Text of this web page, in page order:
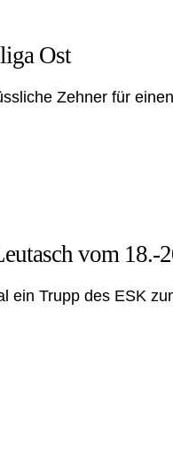
Ost
Zehner für
vom 18.-
ein Trupp des ESK